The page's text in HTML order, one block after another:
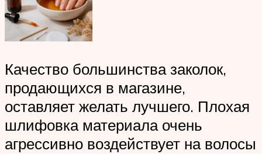
Качество большинства заколок,
продающихся в магазине,
оставляет желать лучшего. Плохая
шлифовка материала очень
агрессивно воздействует на волосы